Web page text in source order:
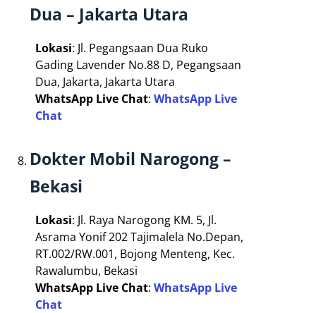
Dua – Jakarta Utara
Lokasi: Jl. Pegangsaan Dua Ruko
Gading Lavender No.88 D, Pegangsaan
Dua, Jakarta, Jakarta Utara
WhatsApp Live Chat: WhatsApp Live
Chat
Dokter Mobil Narogong –
Bekasi
Lokasi: Jl. Raya Narogong KM. 5, Jl.
Asrama Yonif 202 Tajimalela No.Depan,
RT.002/RW.001, Bojong Menteng, Kec.
Rawalumbu, Bekasi
WhatsApp Live Chat: WhatsApp Live
Chat